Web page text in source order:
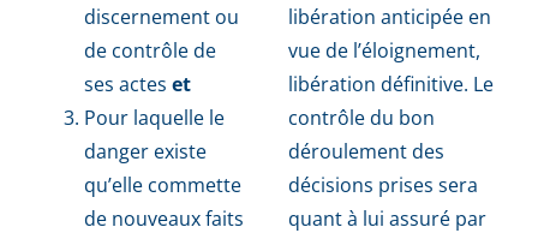
discernement ou
de contrôle de
ses actes et
Pour laquelle le
danger existe
qu’elle commette
de nouveaux faits
libération anticipée en
vue de l’éloignement,
libération définitive. Le
contrôle du bon
déroulement des
décisions prises sera
quant à lui assuré par